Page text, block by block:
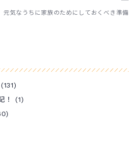
元気なうちに家族のためにしておくべき準備
(131)
！
(1)